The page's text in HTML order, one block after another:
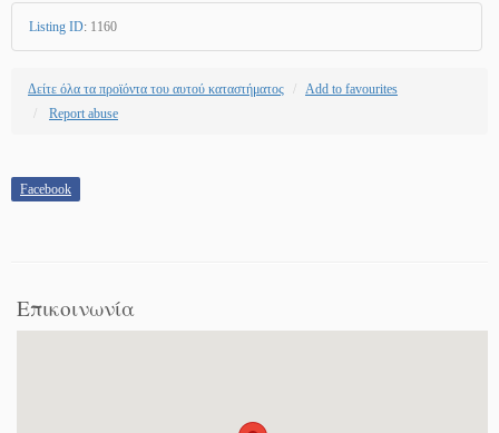
Listing ID: 1160
Δείτε όλα τα προϊόντα του αυτού καταστήματος
Add to favourites
Report abuse
Facebook
Επικοινωνία